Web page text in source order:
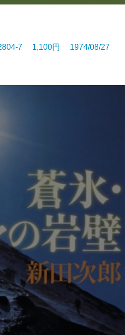
7 1,100円 1974/08/27